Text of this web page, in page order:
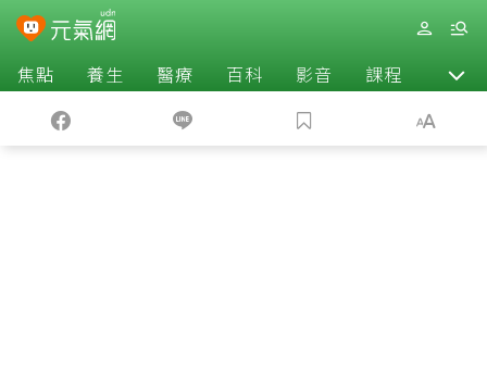
焦點 養生 醫療 百科 影音 課程 退休